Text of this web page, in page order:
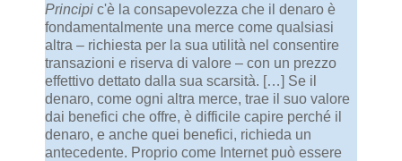
Principi c'è la consapevolezza che il denaro è
fondamentalmente una merce come qualsiasi
altra – richiesta per la sua utilità nel consentire
transazioni e riserva di valore – con un prezzo
effettivo dettato dalla sua scarsità. […] Se il
denaro, come ogni altra merce, trae il suo valore
dai benefici che offre, è difficile capire perché il
denaro, e anche quei benefici, richieda un
antecedente. Proprio come Internet può essere